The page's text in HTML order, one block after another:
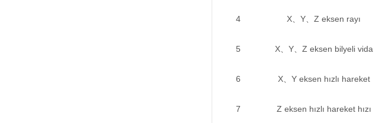
4 X、Y、Z eksen rayı
5 X、Y、Z eksen bilyeli vida
6 X、Y eksen hızlı hareket
7 Z eksen hızlı hareket hızı